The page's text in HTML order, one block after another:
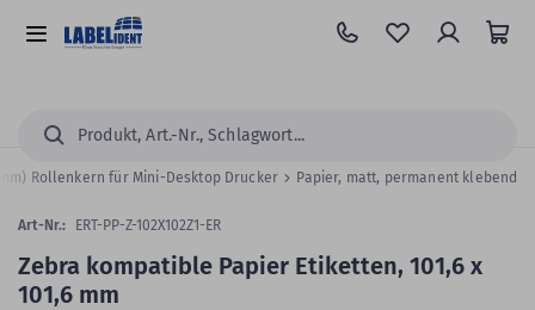
Hauptinhalt
springen
Alle
Suchen...
Rollenkern für Mini-Desktop Drucker Papier, matt, permanent klebend
Zebra kompatible Papier Etiketten, 101,6 x
101,6 mm
Art-Nr.: ERT-PP-Z-102X102Z1-ER